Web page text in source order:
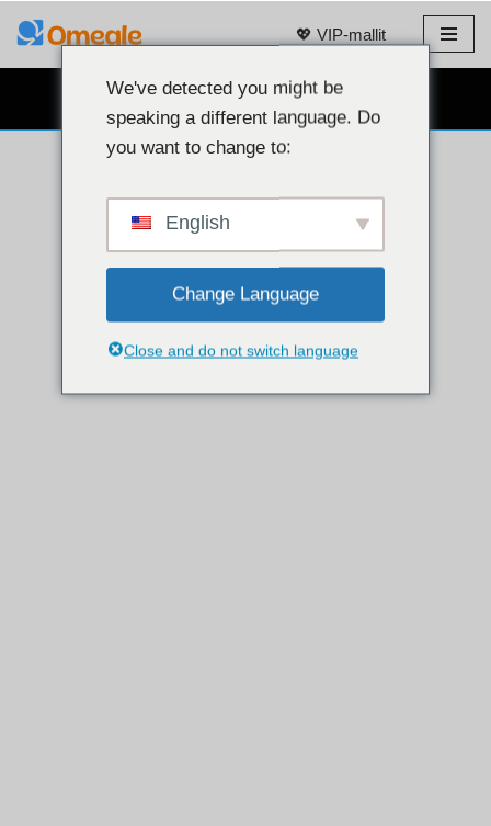
💖 VIP-mallit
ILMAINEN VERKKOKAMERACHAT 👉
We've detected you might be
speaking a different language. Do
you want to change to:
English
Change Language
Close and do not switch language